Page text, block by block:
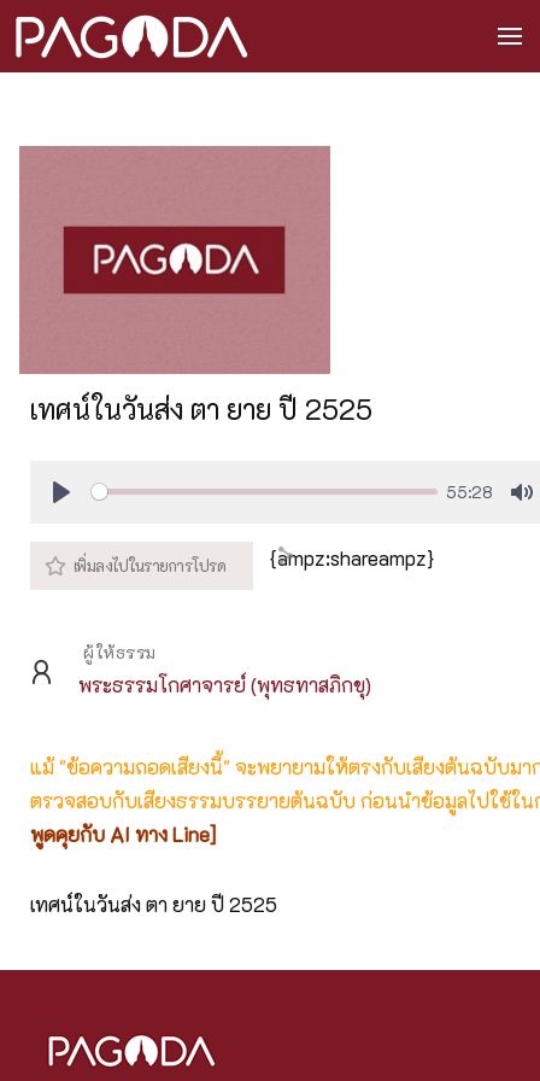
เทศน์ในวันส่ง ตา ยาย ปี 2525
55:28
{ampz:shareampz}
ผู้ให้ธรรม
พระธรรมโกศาจารย์ (พุทธทาสภิกขุ)
แม้ "ข้อความถอดเสียงนี้" จะพยายามให้ตรงกับเสียงต้นฉบับม
ตรวจสอบกับเสียงธรรมบรรยายต้นฉบับ ก่อนนำข้อมูลไปใช้ใน
พูดคุยกับ AI ทาง Line]
เทศน์ในวันส่ง ตา ยาย ปี 2525